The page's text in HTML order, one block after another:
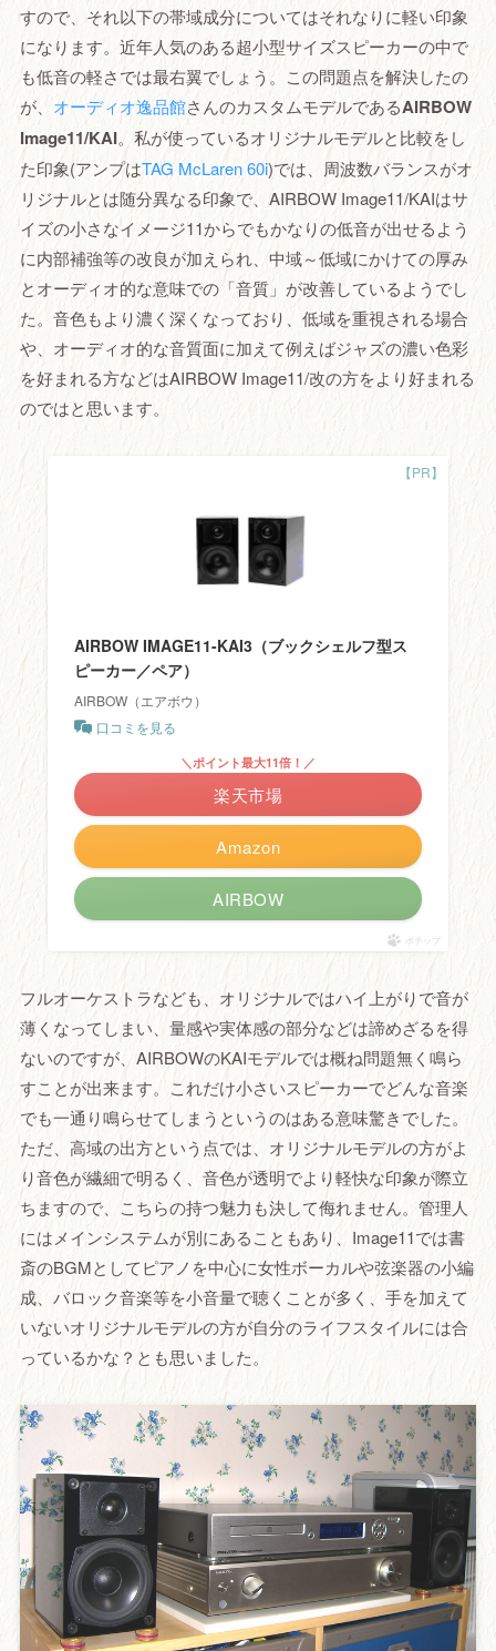
すので、それ以下の帯域成分についてはそれなりに軽い印象
になります。近年人気のある超小型サイズスピーカーの中で
も低音の軽さでは最右翼でしょう。この問題点を解決したの
が、 オーディオ逸品館さんのカスタムモデルであるAIRBOW
Image11/KAI。私が使っているオリジナルモデルと比較をし
た印象(アンプはTAG McLaren 60i)では、周波数バランスがオ
リジナルとは随分異なる印象で、AIRBOW Image11/KAIはサ
イズの小さなイメージ11からでもかなりの低音が出せるよう
に内部補強等の改良が加えられ、中域～低域にかけての厚み
とオーディオ的な意味での「音質」が改善しているようでし
た。音色もより濃く深くなっており、低域を重視される場合
や、オーディオ的な音質面に加えて例えばジャズの濃い色彩
を好まれる方などはAIRBOW Image11/改の方をより好まれる
のではと思います。
AIRBOW IMAGE11-KAI3（ブックシェルフ型ス
ピーカー／ペア）
AIRBOW（エアボウ）
口コミを見る
Amazon
＼ポイント最大11倍！／
楽天市場
AIRBOW
ポチップ
フルオーケストラなども、オリジナルではハイ上がりで音が
薄くなってしまい、量感や実体感の部分などは諦めざるを得
ないのですが、AIRBOWのKAIモデルでは概ね問題無く鳴ら
すことが出来ます。これだけ小さいスピーカーでどんな音楽
でも一通り鳴らせてしまうというのはある意味驚きでした。
ただ、高域の出方という点では、オリジナルモデルの方がよ
り音色が繊細で明るく、音色が透明でより軽快な印象が際立
ちますので、こちらの持つ魅力も決して侮れません。管理人
にはメインシステムが別にあることもあり、Image11では書
斎のBGMとしてピアノを中心に女性ボーカルや弦楽器の小編
成、バロック音楽等を小音量で聴くことが多く、手を加えて
いないオリジナルモデルの方が自分のライフスタイルには合
っているかな？とも思いました。